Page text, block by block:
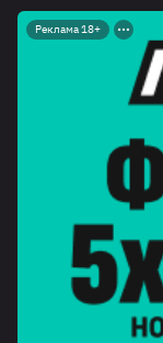
Реклама 18+